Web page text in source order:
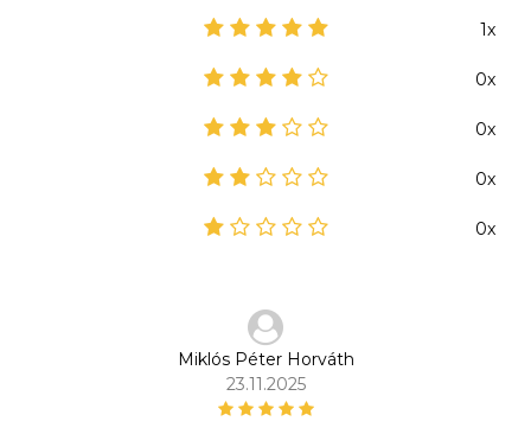
1x
0x
0x
0x
0x
Miklós Péter Horváth
23.11.2025